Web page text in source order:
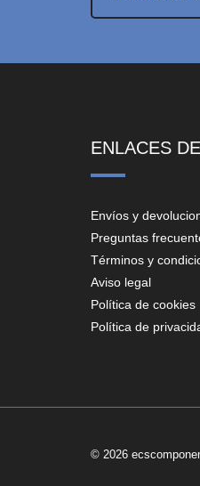
ENLACES
Envíos y
Preguntas
Términos y
Aviso legal
Política de cookies
Política de
© 2026